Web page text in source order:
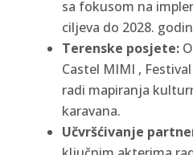
sa fokusom na
ciljeva do 2028.
Terenske posjete:
Castel MIMI ,
radi mapiranja
karavana.
Učvršćivanje